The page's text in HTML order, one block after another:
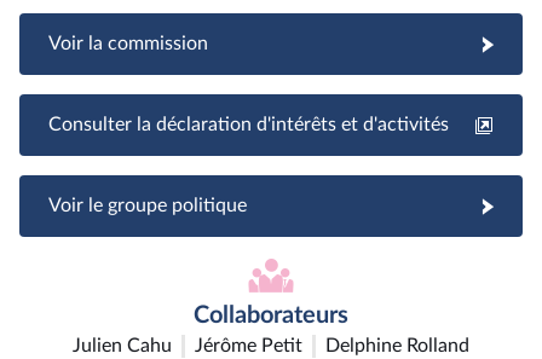
Voir la commission
Consulter la déclaration d'intérêts et d'activités
Voir le groupe politique
Collaborateurs
Julien Cahu Jérôme Petit Delphine Rolland